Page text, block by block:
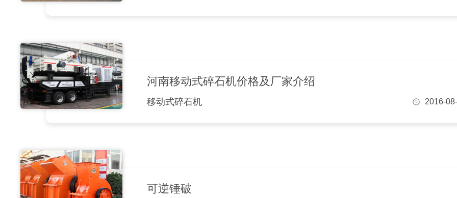
河南移动式碎石机价格及厂家介绍
移动式碎石机 2016-
可逆锤破